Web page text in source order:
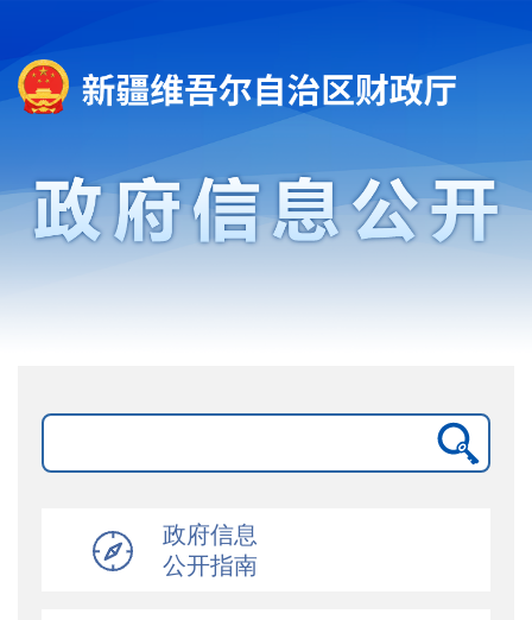
政府信息
公开指南